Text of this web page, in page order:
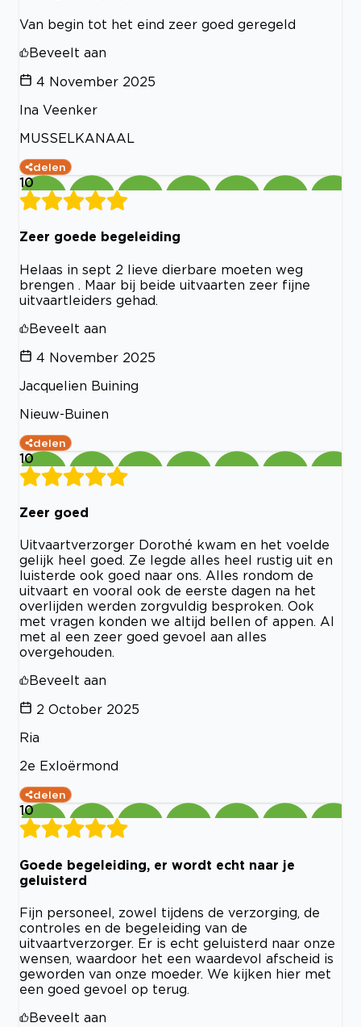
Van begin tot het eind zeer goed geregeld
Beveelt aan
4 November 2025
Ina Veenker
MUSSELKANAAL
delen
10
Zeer goede begeleiding
Helaas in sept 2 lieve dierbare moeten weg
brengen . Maar bij beide uitvaarten zeer fijne
uitvaartleiders gehad.
Beveelt aan
4 November 2025
Jacquelien Buining
Nieuw-Buinen
delen
10
Zeer goed
Uitvaartverzorger Dorothé kwam en het voelde
gelijk heel goed. Ze legde alles heel rustig uit en
luisterde ook goed naar ons. Alles rondom de
uitvaart en vooral ook de eerste dagen na het
overlijden werden zorgvuldig besproken. Ook
met vragen konden we altijd bellen of appen. Al
met al een zeer goed gevoel aan alles
overgehouden.
Beveelt aan
2 October 2025
Ria
2e Exloërmond
delen
10
Goede begeleiding, er wordt echt naar je
geluisterd
Fijn personeel, zowel tijdens de verzorging, de
controles en de begeleiding van de
uitvaartverzorger. Er is echt geluisterd naar onze
wensen, waardoor het een waardevol afscheid is
geworden van onze moeder. We kijken hier met
een goed gevoel op terug.
Beveelt aan